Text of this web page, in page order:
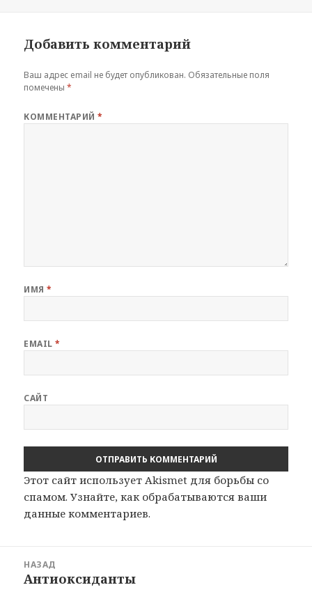
Добавить комментарий
Ваш адрес email не будет опубликован. Обязательные поля
помечены*
КОММЕНТАРИЙ*
ИМЯ*
EMAIL*
САЙТ
Этот сайт использует Akismet для борьбы со
спамом.Узнайте, как обрабатываются ваши
данные комментариев.
записям
НАЗАД
Предыдущая
Антиоксиданты